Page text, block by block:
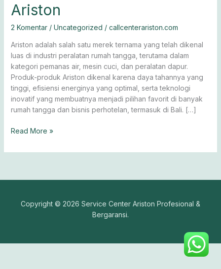
Ariston
2 Komentar / Uncategorized / callcenterariston.com
Ariston adalah salah satu merek ternama yang telah dikenal
luas di industri peralatan rumah tangga, terutama dalam
kategori pemanas air, mesin cuci, dan peralatan dapur.
Produk-produk Ariston dikenal karena daya tahannya yang
tinggi, efisiensi energinya yang optimal, serta teknologi
inovatif yang membuatnya menjadi pilihan favorit di banyak
rumah tangga dan bisnis perhotelan, termasuk di Bali. […]
Solusi
Perawatan
Ariston
Read More »
Copyright © 2026 Service Center Ariston Profesional &
Bergaransi.